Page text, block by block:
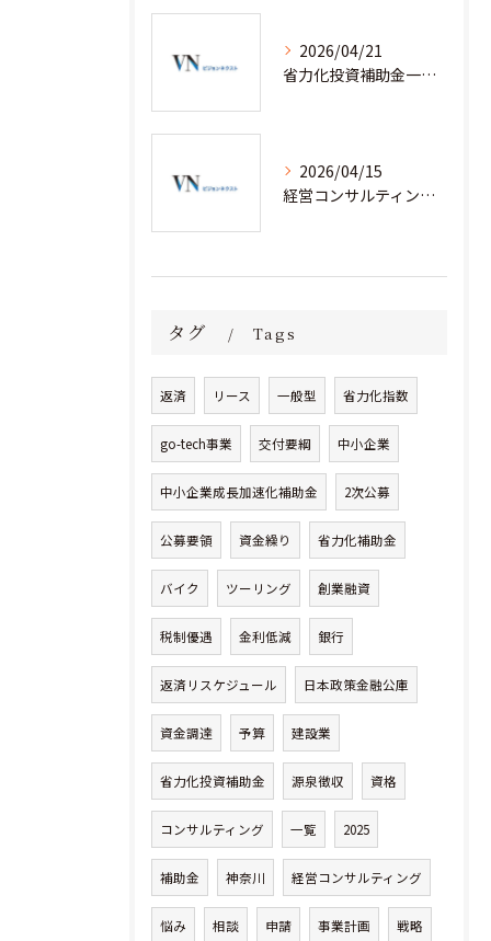
2026/04/21
省力化投資補助金一般型を経営コンサルティングと安心して活用するための実践ノウハウ
2026/04/15
経営コンサルティングと省力化補助金で人手不足企業が成果を出す実践事例集
タグ Tags
返済 リース 一般型 省力化指数
go-tech事業 交付要綱 中小企業
中小企業成長加速化補助金 2次公募
公募要領 資金繰り 省力化補助金
バイク ツーリング 創業融資
税制優遇 金利低減 銀行
返済リスケジュール 日本政策金融公庫
資金調達 予算 建設業
省力化投資補助金 源泉徴収 資格
コンサルティング 一覧 2025
補助金 神奈川 経営コンサルティング
悩み 相談 申請 事業計画 戦略